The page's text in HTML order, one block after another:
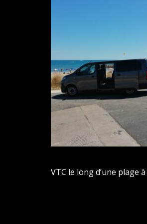
VTC le long d’une plage